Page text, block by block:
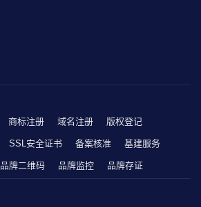
商标注册 域名注册 版权登记
SSL安全证书 备案核准 基建服务
品牌二维码 品牌监控 品牌存证